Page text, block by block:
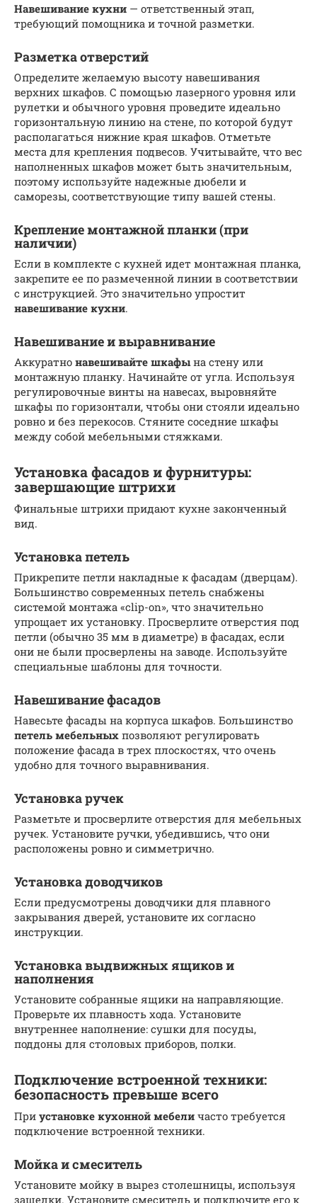
Навешивание кухни — ответственный этап,
требующий помощника и точной разметки.
Разметка отверстий
Определите желаемую высоту навешивания
верхних шкафов. С помощью лазерного уровня или
рулетки и обычного уровня проведите идеально
горизонтальную линию на стене, по которой будут
располагаться нижние края шкафов. Отметьте
места для крепления подвесов. Учитывайте, что вес
наполненных шкафов может быть значительным,
поэтому используйте надежные дюбели и
саморезы, соответствующие типу вашей стены.
Крепление монтажной планки (при
наличии)
Если в комплекте с кухней идет монтажная планка,
закрепите ее по размеченной линии в соответствии
с инструкцией. Это значительно упростит
навешивание кухни.
Навешивание и выравнивание
Аккуратно навешивайте шкафы на стену или
монтажную планку. Начинайте от угла. Используя
регулировочные винты на навесах, выровняйте
шкафы по горизонтали, чтобы они стояли идеально
ровно и без перекосов. Стяните соседние шкафы
между собой мебельными стяжками.
Установка фасадов и фурнитуры:
завершающие штрихи
Финальные штрихи придают кухне законченный
вид.
Установка петель
Прикрепите петли накладные к фасадам (дверцам).
Большинство современных петель снабжены
системой монтажа «clip-on», что значительно
упрощает их установку. Просверлите отверстия под
петли (обычно 35 мм в диаметре) в фасадах, если
они не были просверлены на заводе. Используйте
специальные шаблоны для точности.
Навешивание фасадов
Навесьте фасады на корпуса шкафов. Большинство
петель мебельных позволяют регулировать
положение фасада в трех плоскостях, что очень
удобно для точного выравнивания.
Установка ручек
Разметьте и просверлите отверстия для мебельных
ручек. Установите ручки, убедившись, что они
расположены ровно и симметрично.
Установка доводчиков
Если предусмотрены доводчики для плавного
закрывания дверей, установите их согласно
инструкции.
Установка выдвижных ящиков и
наполнения
Установите собранные ящики на направляющие.
Проверьте их плавность хода. Установите
внутреннее наполнение: сушки для посуды,
поддоны для столовых приборов, полки.
Подключение встроенной техники:
безопасность превыше всего
При установке кухонной мебели часто требуется
подключение встроенной техники.
Мойка и смеситель
Установите мойку в вырез столешницы, используя
защелки. Установите смеситель и подключите его к